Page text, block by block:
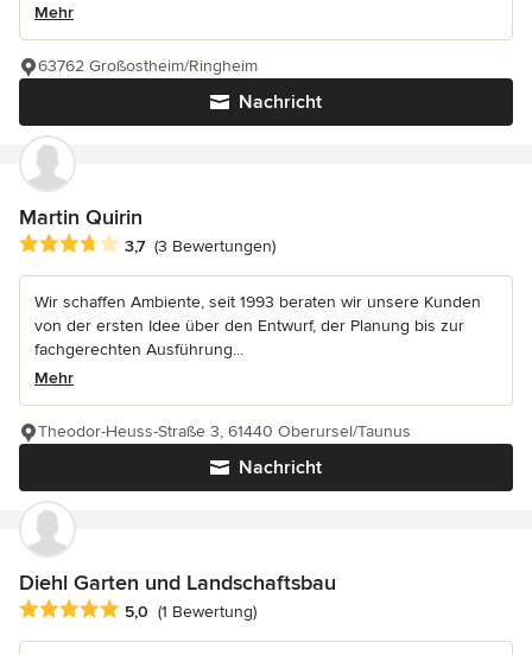
Mehr
Nachricht
63762 Großostheim/Ringheim
Martin Quirin
Durchschnittliche Bewertung: 3.7 von 5 Sternen
3,7 (3 Bewertungen)
Wir schaffen Ambiente, seit 1993 beraten wir unsere Kunden
von der ersten Idee über den Entwurf, der Planung bis zur
fachgerechten Ausführung...
Mehr
Nachricht
Theodor-Heuss-Straße 3, 61440 Oberursel/Taunus
Diehl Garten und Landschaftsbau
Durchschnittliche Bewertung: 5 von 5 Sternen
5,0 (1 Bewertung)